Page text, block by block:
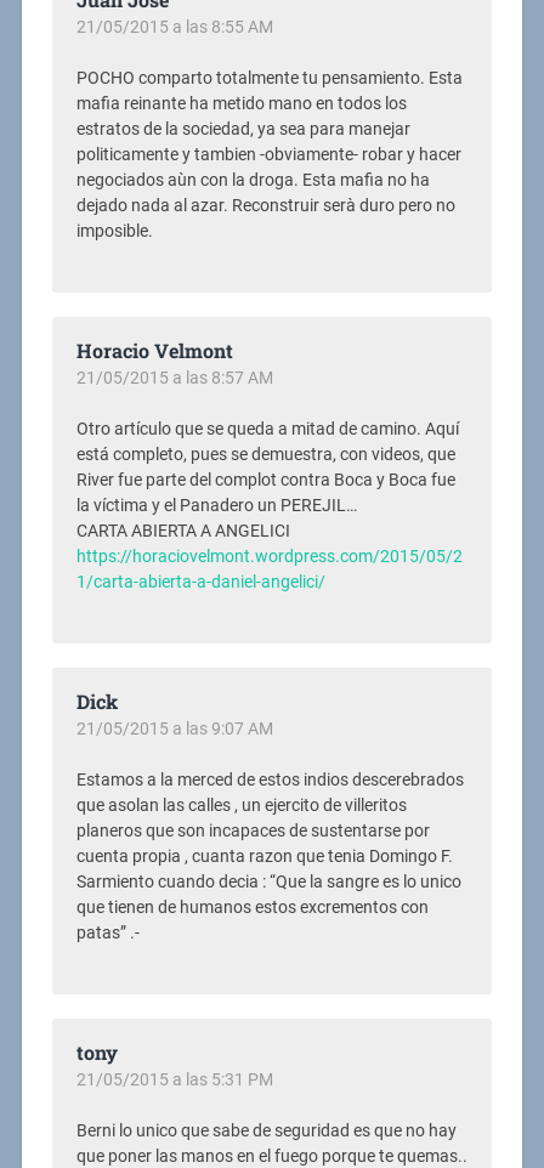
21/05/2015 a las 8:55 AM
POCHO comparto totalmente tu pensamiento. Esta
mafia reinante ha metido mano en todos los
estratos de la sociedad, ya sea para manejar
politicamente y tambien -obviamente- robar y hacer
negociados aùn con la droga. Esta mafia no ha
dejado nada al azar. Reconstruir serà duro pero no
imposible.
Horacio Velmont
21/05/2015 a las 8:57 AM
Otro artículo que se queda a mitad de camino. Aquí
está completo, pues se demuestra, con videos, que
River fue parte del complot contra Boca y Boca fue
la víctima y el Panadero un PEREJIL…
CARTA ABIERTA A ANGELICI
https://horaciovelmont.wordpress.com/2015/05/2
1/carta-abierta-a-daniel-angelici/
Dick
21/05/2015 a las 9:07 AM
Estamos a la merced de estos indios descerebrados
que asolan las calles , un ejercito de villeritos
planeros que son incapaces de sustentarse por
cuenta propia , cuanta razon que tenia Domingo F.
Sarmiento cuando decia : “Que la sangre es lo unico
que tienen de humanos estos excrementos con
patas” .-
tony
21/05/2015 a las 5:31 PM
Berni lo unico que sabe de seguridad es que no hay
que poner las manos en el fuego porque te quemas..